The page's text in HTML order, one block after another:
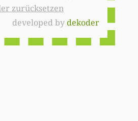
zurücksetzen
developed bydekoder